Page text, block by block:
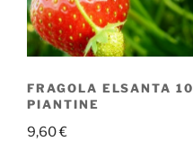
FRAGOLA ELSANTA 10
PIANTINE
9,60€